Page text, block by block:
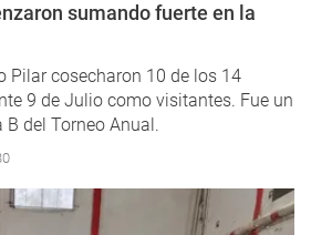
sumando fuerte en la
Pilar cosecharon 10 de los 14
9 de Julio como visitantes. Fue un
del Torneo Anual.